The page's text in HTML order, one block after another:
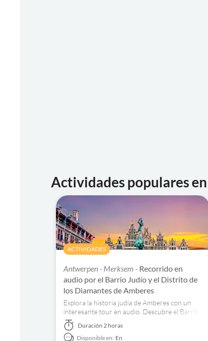
Actividades populares
ACTIVIDADES
Antwerpen - Merksem - Recorrido en
audio por el Barrio Judío y el Distrito de
los Diamantes de Amberes
Explora la historia judía de Amberes con un
interesante tour en audio. Descubre el Barrio
Judío, el Distrito de los Diamantes y sus
lugares emblemáticos. ¡Reserva ya!
Duración 2 horas
Disponible en: En